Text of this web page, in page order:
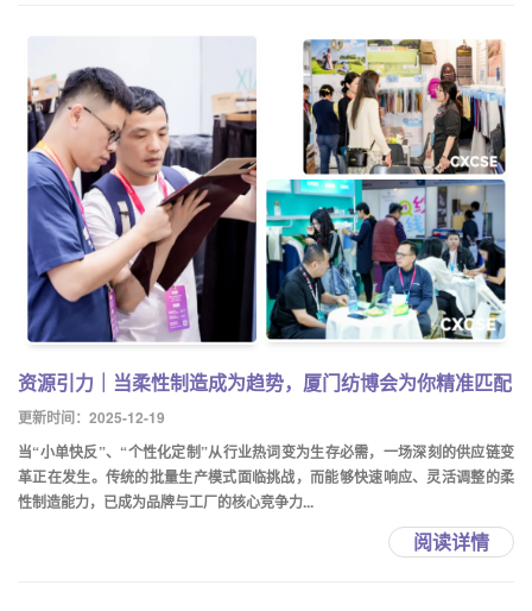
资源引力｜当柔性制造成为趋势，厦门纺博会为你精准匹配
更新时间：2025-12-19
当“小单快反”、“个性化定制”从行业热词变为生存必需，一场深刻的供应链变
革正在发生。传统的批量生产模式面临挑战，而能够快速响应、灵活调整的柔
性制造能力，已成为品牌与工厂的核心竞争力...
阅读详情